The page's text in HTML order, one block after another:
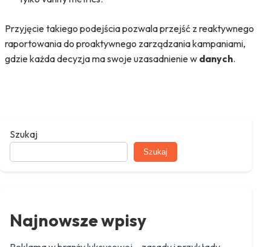
Przyjęcie takiego podejścia pozwala przejść z reaktywnego
raportowania do proaktywnego zarządzania kampaniami,
gdzie każda decyzja ma swoje uzasadnienie w danych.
Szukaj
Szukaj
Najnowsze wpisy